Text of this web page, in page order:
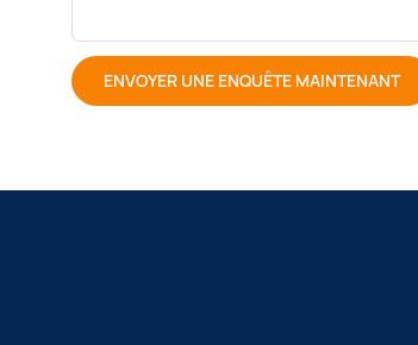
ENVOYER UNE ENQUÊTE MAINTENANT